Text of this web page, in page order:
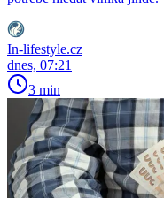
In-lifestyle.cz
dnes, 07:21
3 min